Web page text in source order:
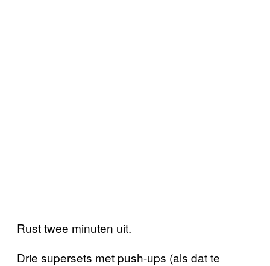
Rust twee minuten uit.
Drie supersets met push-ups (als dat te